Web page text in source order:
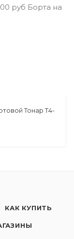
руб Борта на
Тонар Т4-
КАК КУПИТЬ